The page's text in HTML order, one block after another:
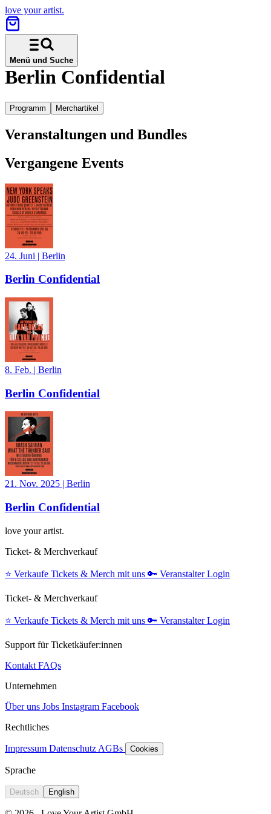
love your artist.
Menü und Suche
Berlin Confidential
Programm Merchartikel
Veranstaltungen und Bundles
Vergangene Events
24. Juni | Berlin
Berlin Confidential
8. Feb. | Berlin
Berlin Confidential
21. Nov. 2025 Berlin
Berlin Confidential
love your artist.
Ticket- & Merchverkauf
⭐️ Verkaufe Tickets & Merch mit uns 🔑 Veranstalter Login
Ticket- & Merchverkauf
⭐️ Verkaufe Tickets & Merch mit uns 🔑 Veranstalter Login
Support für Ticketkäufer:innen
Kontakt FAQs
Unternehmen
Über uns Jobs Instagram Facebook
Rechtliches
Impressum Datenschutz AGBs Cookies
Sprache
Deutsch English